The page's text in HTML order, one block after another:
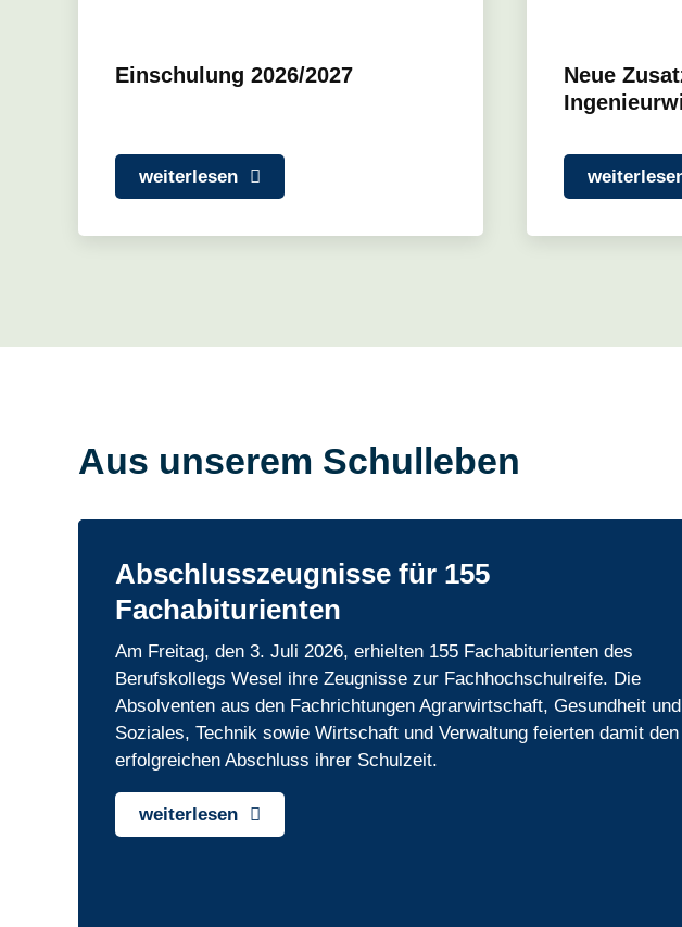
Einschulung 2026/2027
weiterlesen
Neue
Aus unserem Schulleben
Abschlusszeugnisse für 155
Fachabiturienten
Am Freitag, den 3. Juli 2026, erhielten 155 Fachabiturienten des
Berufskollegs Wesel ihre Zeugnisse zur Fachhochschulreife. Die
Absolventen aus den Fachrichtungen Agrarwirtschaft, Gesundheit und
Soziales, Technik sowie Wirtschaft und Verwaltung feierten damit den
erfolgreichen Abschluss ihrer Schulzeit.
weiterlesen